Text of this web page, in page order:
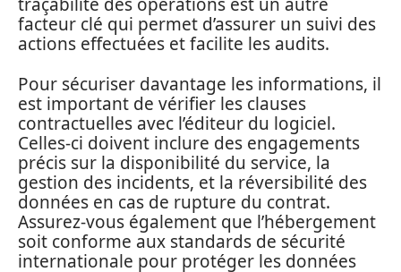
traçabilité des opérations est un autre
facteur clé qui permet d’assurer un suivi des
actions effectuées et facilite les audits.
Pour sécuriser davantage les informations, il
est important de vérifier les clauses
contractuelles avec l’éditeur du logiciel.
Celles-ci doivent inclure des engagements
précis sur la disponibilité du service, la
gestion des incidents, et la réversibilité des
données en cas de rupture du contrat.
Assurez-vous également que l’hébergement
soit conforme aux standards de sécurité
internationale pour protéger les données